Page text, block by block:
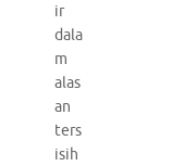
ir
dala
m
alas
an
ters
isih